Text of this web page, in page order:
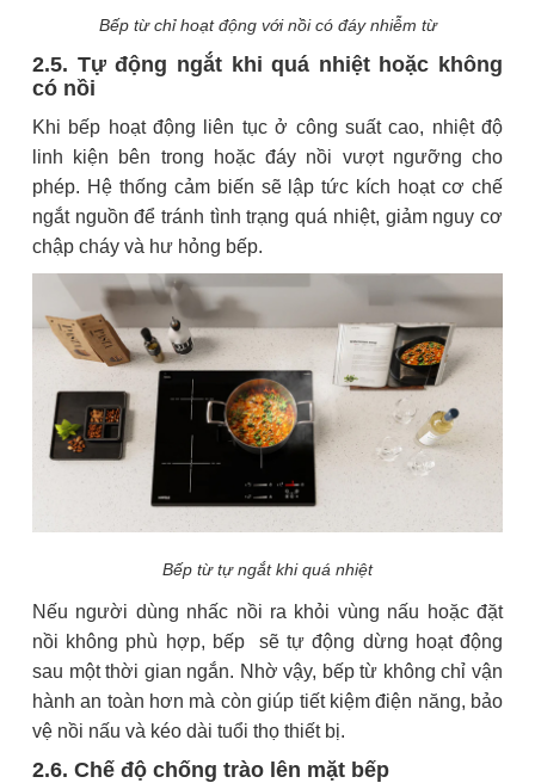
Bếp từ chỉ hoạt động với nồi có đáy nhiễm từ
2.5. Tự động ngắt khi quá nhiệt hoặc không
có nồi
Khi bếp hoạt động liên tục ở công suất cao, nhiệt độ
linh kiện bên trong hoặc đáy nồi vượt ngưỡng cho
phép. Hệ thống cảm biến sẽ lập tức kích hoạt cơ chế
ngắt nguồn để tránh tình trạng quá nhiệt, giảm nguy cơ
chập cháy và hư hỏng bếp.
Bếp từ tự ngắt khi quá nhiệt
Nếu người dùng nhấc nồi ra khỏi vùng nấu hoặc đặt
nồi không phù hợp, bếp sẽ tự động dừng hoạt động
sau một thời gian ngắn. Nhờ vậy, bếp từ không chỉ vận
hành an toàn hơn mà còn giúp tiết kiệm điện năng, bảo
vệ nồi nấu và kéo dài tuổi thọ thiết bị.
2.6. Chế độ chống trào lên mặt bếp